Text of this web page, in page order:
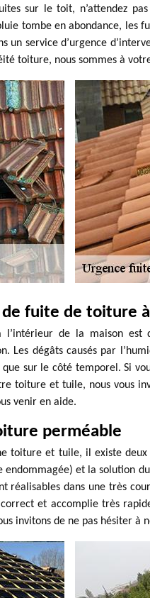
sur le toit, n’attendez
tombe en abondance, les
un service d’urgence
toiture, nous sommes à
fuite de toiture
l’intérieur de la maison est
Les dégâts causés par
sur le côté temporel. Si
toiture et tuile, nous vous
venir en aide.
perméable
toiture et tuile, il existe deux
endommagée) et la solution
réalisables dans une très
correct et accomplie très
invitons de ne pas hésiter